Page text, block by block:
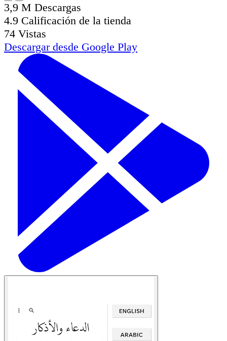
3,9 M Descargas
4.9 Calificación de la tienda
74 Vistas
Descargar desde Google Play